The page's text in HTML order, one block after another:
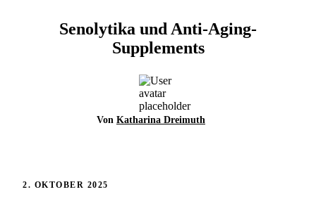
Senolytika und Anti-Aging-
Supplements
Von Katharina Dreimuth
2. OKTOBER 2025